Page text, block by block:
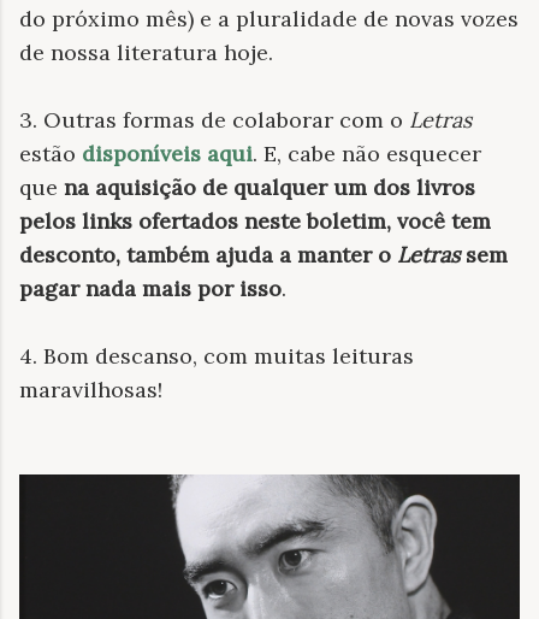
do próximo mês) e a pluralidade de novas vozes
de nossa literatura hoje.
3. Outras formas de colaborar com o Letras
estão disponíveis aqui. E, cabe não esquecer
que na aquisição de qualquer um dos livros
pelos links ofertados neste boletim, você tem
desconto, também ajuda a manter o Letrassem
pagar nada mais por isso.
4. Bom descanso, com muitas leituras
maravilhosas!